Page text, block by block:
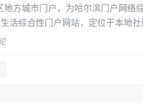
方城市门户，为哈尔滨门户网络
活综合性门户网站，定位于本地社